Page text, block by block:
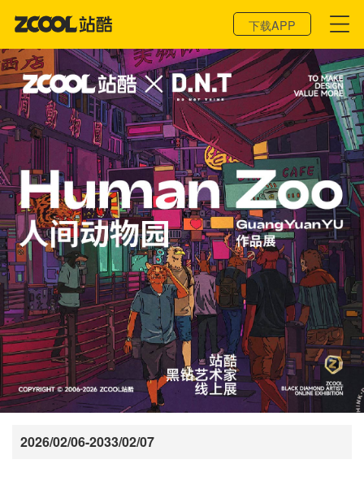
下载APP
2026/02/06-2033/02/07